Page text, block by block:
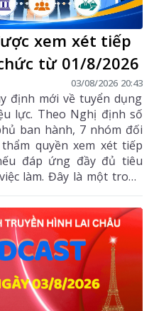
xem xét tiếp
từ 01/8/2026
03/08/2026 20:43
định mới về tuyển dụng
lực. Theo Nghị định số
ban hành, 7 nhóm đối
quyền xem xét tiếp
đáp ứng đầy đủ tiêu
làm. Đây là một trong
nhằm bổ sung, thu hút
vào khu vực công.